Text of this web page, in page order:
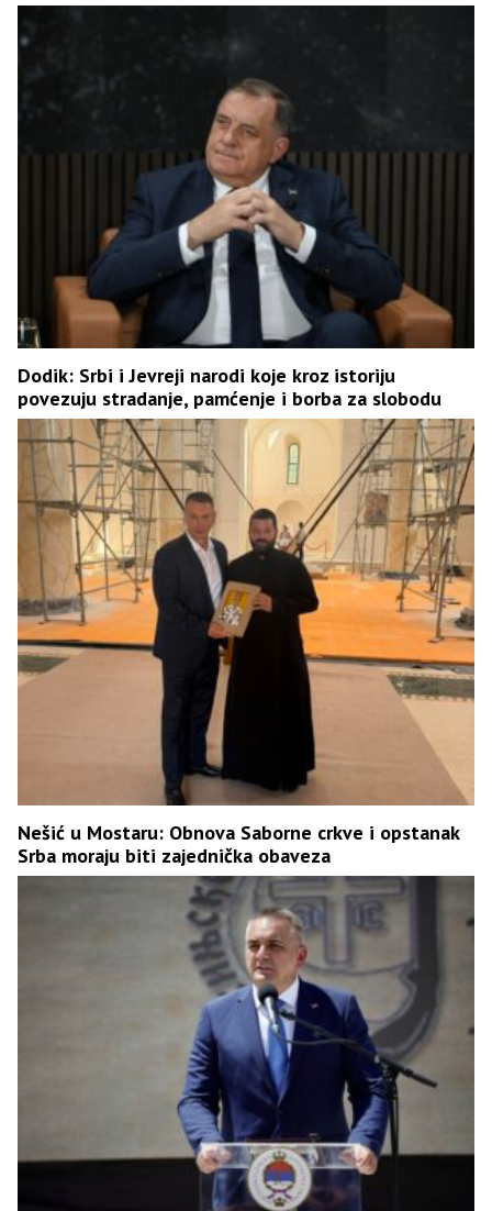
Dodik: Srbi i Јevreji narodi koje kroz istoriju
povezuju stradanje, pamćenje i borba za slobodu
Nešić u Mostaru: Obnova Saborne crkve i opstanak
Srba moraju biti zajednička obaveza